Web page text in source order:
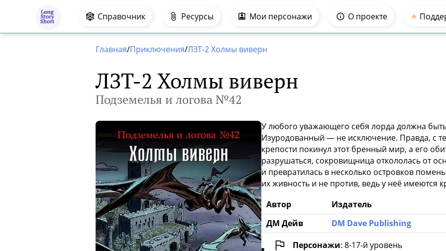
Главная/Приключения/ЛЗТ-2 Холмы виверн
ЛЗТ-2 Холмы виверн
Подземелья и логова №42
У любого уважающего себя лорда должна
Изуродованный — не исключение. Правда, с
крепости покинул этот бренный мир, а его
разрушаться, сокровищница откололась от
и превратилась в несколько островков
их живность и не против, ведь у неё имеются
Автор
Издатель
ДМ Дейв
DM Dave Publishing
Персонажи: 8-17-й уровень
Справочник Ресурсы Мои персонажи О проекте ⭐️